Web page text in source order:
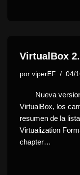
VirtualBox
por viperEF 04/
Nueva version
VirtualBox, los
resumen de la
Virtualization
chapter…